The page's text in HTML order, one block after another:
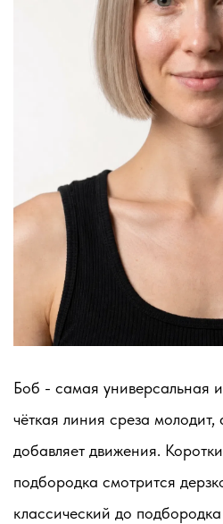
Боб - самая универсальная
чёткая линия среза молодит,
добавляет движения.
подбородка смотрится
классический до